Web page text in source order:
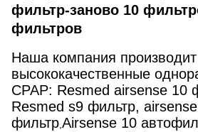
фильтр-заново 10
фильтров
Наша компания производит
высококачественные
CPAP: Resmed airsense 10
Resmed s9 фильтр,
фильтрAirsense 10